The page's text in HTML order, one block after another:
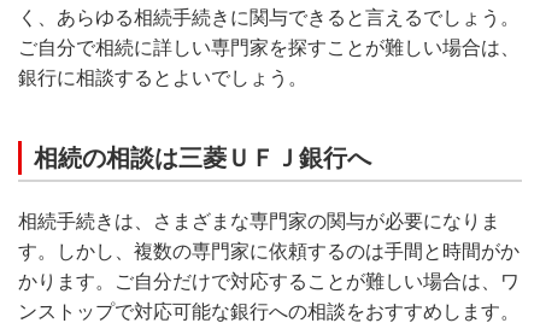
く、あらゆる相続手続きに関与できると言えるでしょう。
ご自分で相続に詳しい専門家を探すことが難しい場合は、
銀行に相談するとよいでしょう。
相続の相談は三菱ＵＦＪ銀行へ
相続手続きは、さまざまな専門家の関与が必要になりま
す。しかし、複数の専門家に依頼するのは手間と時間がか
かります。ご自分だけで対応することが難しい場合は、ワ
ンストップで対応可能な銀行への相談をおすすめします。